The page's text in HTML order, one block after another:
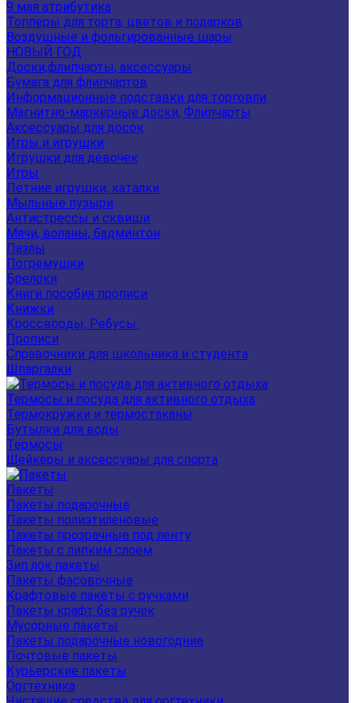
9 мая атрибутика
Топперы для торта, цветов и подарков
Воздушные и фольгированные шары
НОВЫЙ ГОД
Доски,флипчарты, аксессуары
Бумага для флипчартов
Информационные подставки для торговли
Магнитно-маркерные доски, Флипчарты
Аксессуары для досок
Игры и игрушки
Игрушки для девочек
Игры
Летние игрушки, каталки
Мыльные пузыри
Антистрессы и сквиши
Мячи, воланы, бадминтон
Пазлы
Погремушки
Брелоки
Книги пособия прописи
Книжки
Кроссворды, Ребусы.
Прописи
Справочники для школьника и студента
Шпаргалки
Термосы и посуда для активного отдыха
Термокружки и термостаканы
Бутылки для воды
Термосы
Шейкеры и аксессуары для спорта
Пакеты
Пакеты подарочные
Пакеты полиэтиленовые
Пакеты прозрачные под ленту
Пакеты с липким слоем
Зип лок пакеты
Пакеты фасовочные
Крафтовые пакеты с ручками
Пакеты крафт без ручек
Мусорные пакеты
Пакеты подарочные новогодние
Почтовые пакеты
Курьерские пакеты
Оргтехника